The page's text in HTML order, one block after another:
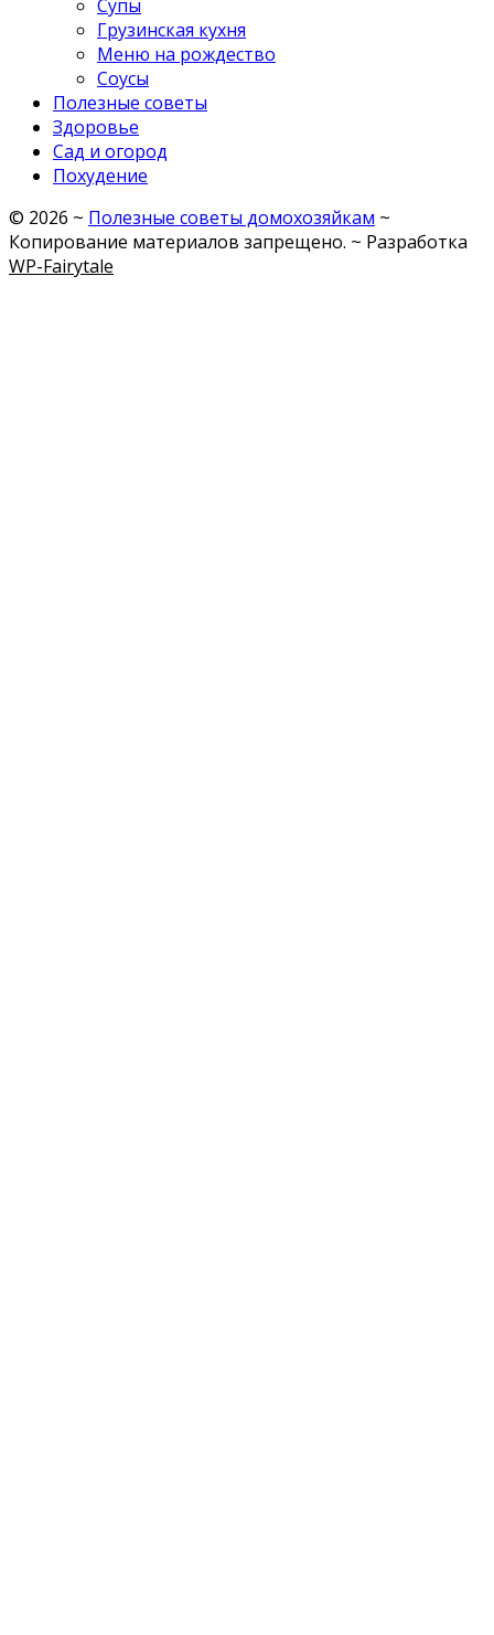
Супы
Грузинская кухня
Меню на рождество
Соусы
Полезные советы
Здоровье
Сад и огород
Похудение
© 2026 ~ Полезные советы домохозяйкам ~
Копирование материалов запрещено. ~ Разработка
WP-Fairytale